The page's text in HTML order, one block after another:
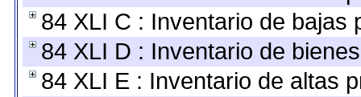
84 XLI C : Inventario de bajas
84 XLI D : Inventario de
84 XLI E : Inventario de altas